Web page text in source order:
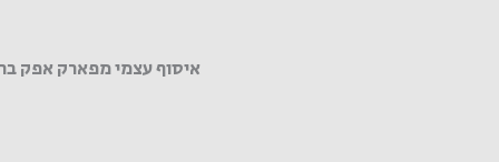
איסוף עצמי מפארק אפק